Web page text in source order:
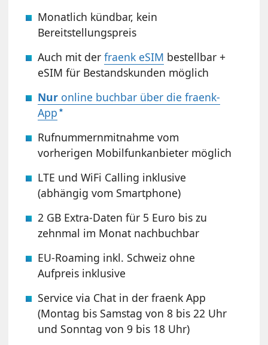
Monatlich kündbar, kein
Bereitstellungspreis
Auch mit derfraenk eSIM bestellbar +
eSIM für Bestandskunden möglich
Nur online buchbar über die fraenk-
App
Rufnummernmitnahme vom
vorherigen Mobilfunkanbieter möglich
LTE und WiFi Calling inklusive
(abhängig vom Smartphone)
2 GB Extra-Daten für 5 Euro bis zu
zehnmal im Monat nachbuchbar
EU-Roaming inkl. Schweiz ohne
Aufpreis inklusive
Service via Chat in der fraenk App
(Montag bis Samstag von 8 bis 22 Uhr
und Sonntag von 9 bis 18 Uhr)